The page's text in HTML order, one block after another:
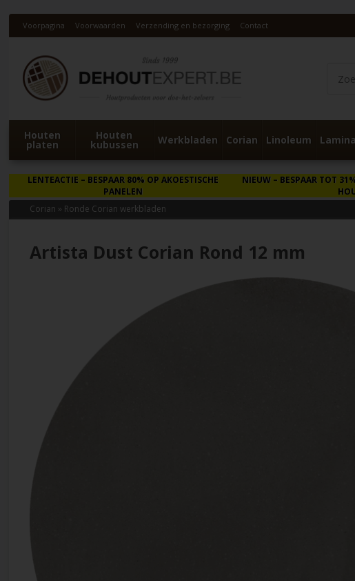
Voorpagina Voorwaarden Verzending en bezorging Contact
Houten
platen
Houten
kubussen Werkbladen Corian Linoleum
LENTEACTIE– BESPAAR 80% OP AKOESTISCHE
PANELEN
NIEUW– BESPAAR TOT
Corian » Ronde Corian werkbladen
Artista Dust Corian Rond 12 mm